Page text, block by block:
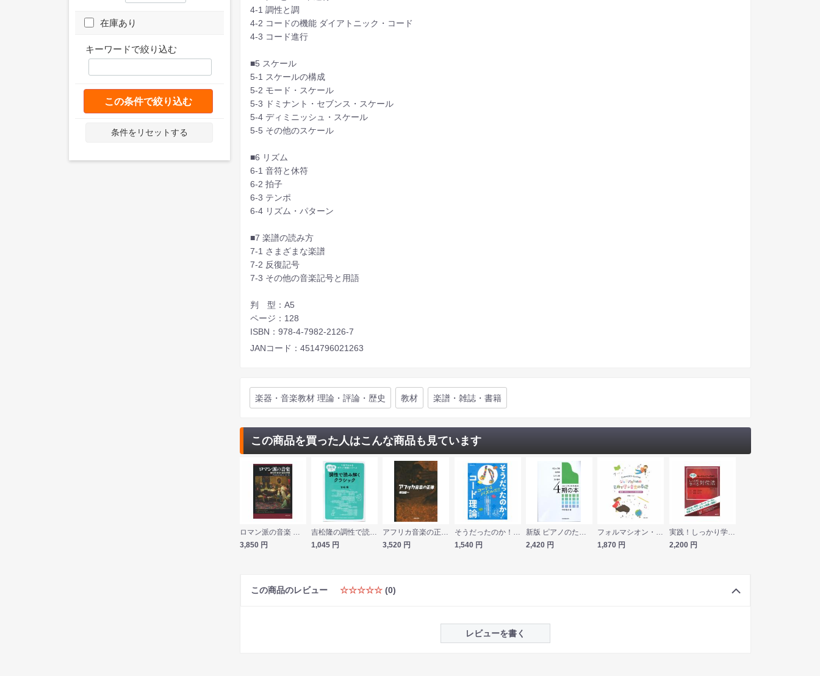
在庫あり
キーワードで絞り込む
この条件で絞り込む
条件をリセットする
4-1 調性と調
4-2 コードの機能 ダイアトニック・コード
4-3 コード進行
■5 スケール
5-1 スケールの構成
5-2 モード・スケール
5-3 ドミナント・セブンス・スケール
5-4 ディミニッシュ・スケール
5-5 その他のスケール
■6 リズム
6-1 音符と休符
6-2 拍子
6-3 テンポ
6-4 リズム・パターン
■7 楽譜の読み方
7-1 さまざまな楽譜
7-2 反復記号
7-3 その他の音楽記号と用語
判 型：A5
ページ：128
ISBN：978-4-7982-2126-7
JANコード：4514796021263
楽器・音楽教材 理論・評論・歴史 教材 楽譜・雑誌・書籍
この商品を買った人はこんな商品も見ています
ロマン派の音楽 歴史的背景と演奏習慣 音楽之友社
3,850 円
吉松隆の調性で読み解くクラシック ヤマハミュージックメディア
1,045 円
アフリカ音楽の正体 音楽之友社
3,520 円
そうだったのか！コード理論 自由現代社
1,540 円
新版 ピアノのための 4期の本 中村菊子 著 全音楽譜出版社
2,420 円
フォルマシオン・ミュジカル ジュニアのための 名曲で学ぶ音楽の基礎 楽典・ソルフェージュから音楽史まで 音楽之友社
1,870 円
実践！しっかり学べる対位法 自由現代社
2,200 円
この商品のレビュー ☆☆☆☆☆ (0)
レビューを書く